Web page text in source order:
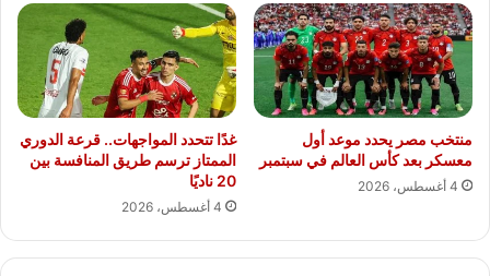
منتخب مصر يحدد موعد أول
معسكر بعد كأس العالم في سبتمبر
4 أغسطس، 2026
غدًا تتحدد المواجهات.. قرعة الدوري
الممتاز ترسم طريق المنافسة بين
20 ناديًا
4 أغسطس، 2026